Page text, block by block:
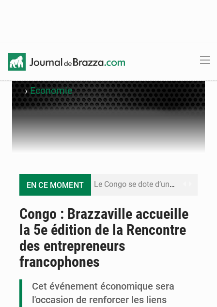
›Economie
EN CE MOMENT Le Congo se dote d’un programme national pour valoriser les produits forestiers non ligneux
Congo-Électricité : la BAD renforce son appui pour accélérer les investissements
Cémac : la Commission présente à Denis Sassou N’Guesso sa feuille de route
Congo : Brazzaville accueille
la 5e édition de la Rencontre
des entrepreneurs
francophones
Cet événement économique sera
l'occasion de renforcer les liens